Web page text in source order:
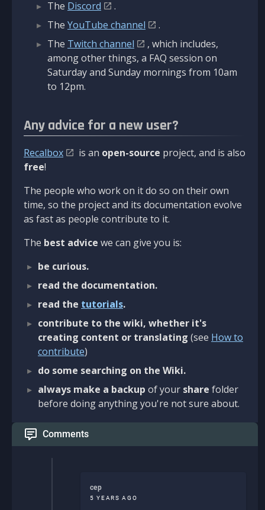
The Discord
.
The YouTube channel
.
The Twitch channel
, which includes,
among other things, a FAQ session on
Saturday and Sunday mornings from 10am
to 12pm.
Any advice for a new user?
Recalbox is an open-source project, and is also
free!
The people who work on it do so on their own
time, so the project and its documentation evolve
as fast as people contribute to it.
The best advice we can give you is:
be curious.
read the documentation.
read the tutorials.
contribute to the wiki, whether it's
creating content or translating (see How to
contribute)
do some searching on the Wiki.
always make a backup of your share folder
before doing anything you're not sure about.
Comments
cep
5 YEARS AGO